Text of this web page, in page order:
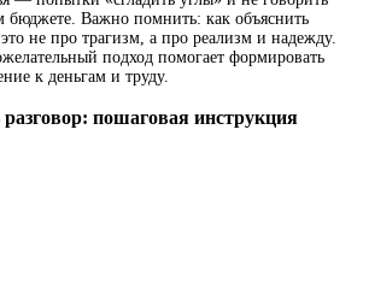
бюджете. Важно помнить: как объяснить
не про трагизм, а про реализм и надежду.
подход помогает формировать
к деньгам и труду.
пошаговая инструкция